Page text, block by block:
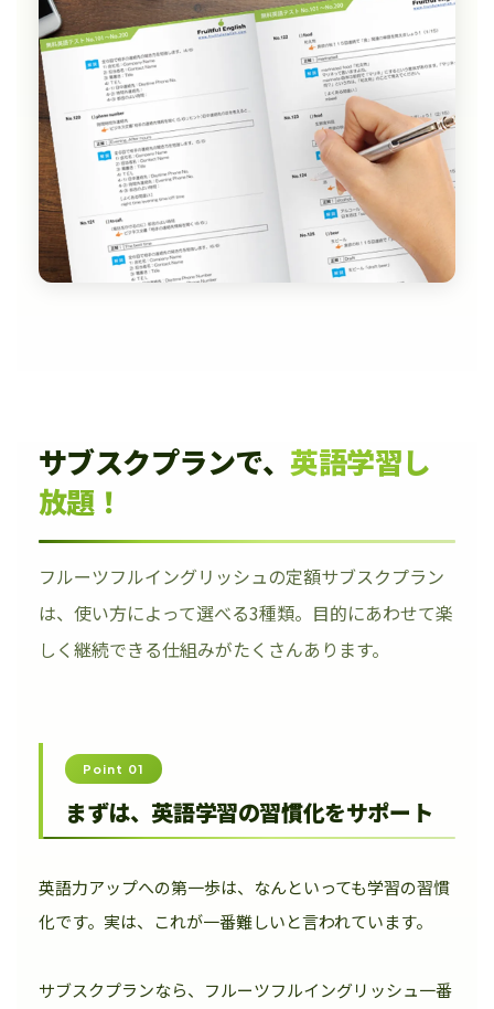
サブスクプランで、 英語学習し
放題！
フルーツフルイングリッシュの定額サブスクプラン
は、使い方によって選べる3種類。目的にあわせて楽
しく継続できる仕組みがたくさんあります。
Point 01
まずは、英語学習の習慣化をサポート
英語力アップへの第一歩は、なんといっても学習の習慣
化です。実は、これが一番難しいと言われています。
サブスクプランなら、フルーツフルイングリッシュ一番